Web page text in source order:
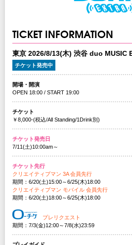
TICKET INFORMATION
東京 2026/8/13(木) 渋谷 duo MUSIC
チケット発売中
開場・開演
OPEN 18:00 / START 19:00
チケット
￥8,000-(税込/All Standing/1Drink別)
チケット発売日
7/11(土)10:00am～
チケット先行
クリエイティブマン 3A 会員先行
期間：6/20(土)15:00～6/25(木)18:00
クリエイティブマン モバイル 会員先行
期間：6/20(土)18:00～6/25(木)18:00
プレリクエスト
期間：7/3(金)12:00～7/8(水)23:59